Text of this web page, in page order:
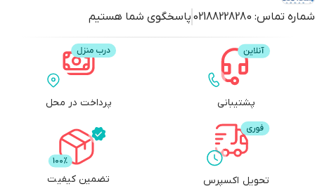
شماره تماس: 02188228280 پاسخگوی شما هستیم
پشتیبانی پرداخت در محل
تحویل اکسپرس تضمین کیفیت